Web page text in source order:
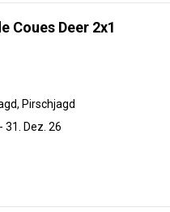
Coues Deer 2x1
Pirschjagd
31. Dez. 26